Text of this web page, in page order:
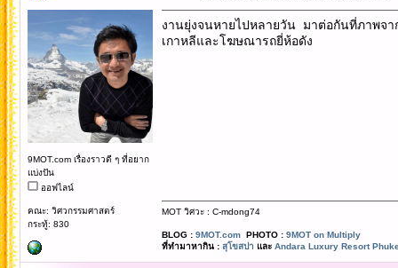
9MOT.com เรื่องราวดี ๆ ที่อยาก
แบ่งปัน
ออฟไลน์
คณะ: วิศวกรรมศาสตร์
กระทู้: 830
งานยุ่งจนหายไปหลายวัน มาต่อกันที่ภาพจ
เกาหลีและโฆษณารถยี่ห้อดัง
MOT วิศวะ : C-mdong74
BLOG : 9MOT.comPHOTO : 9MOT on Multiply
ที่ทำมาหากิน : สุโขสปา และ Andara Luxury Resort